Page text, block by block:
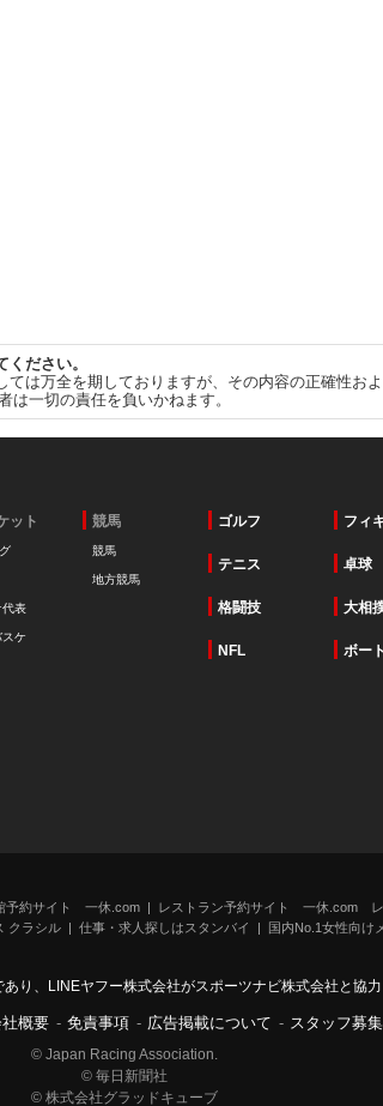
ださい。
は万全を期しておりますが、その内容の正確性お
一切の責任を負いかねます。
ット
代表
ケ
競馬
競馬
地方競馬
ゴルフ フィ
テニス 卓球
格闘技 大相
NFL ボー
予約サイト 一休.com
レストラン予約サイト 一休.com レ
クラシル 仕事・求人探しはスタンバイ
国内No.1女性向け
り、LINEヤフー株式会社がスポーツナビ株式会社と協力
概要 - 免責事項 - 広告掲載について - スタッフ募集
© Japan Racing Association.
© 毎日新聞社
© 株式会社グラッドキューブ